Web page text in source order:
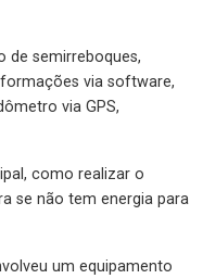
de semirreboques,
via software,
via GPS,
como realizar o
se não tem energia para
um equipamento